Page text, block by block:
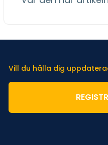
Vill du hålla dig